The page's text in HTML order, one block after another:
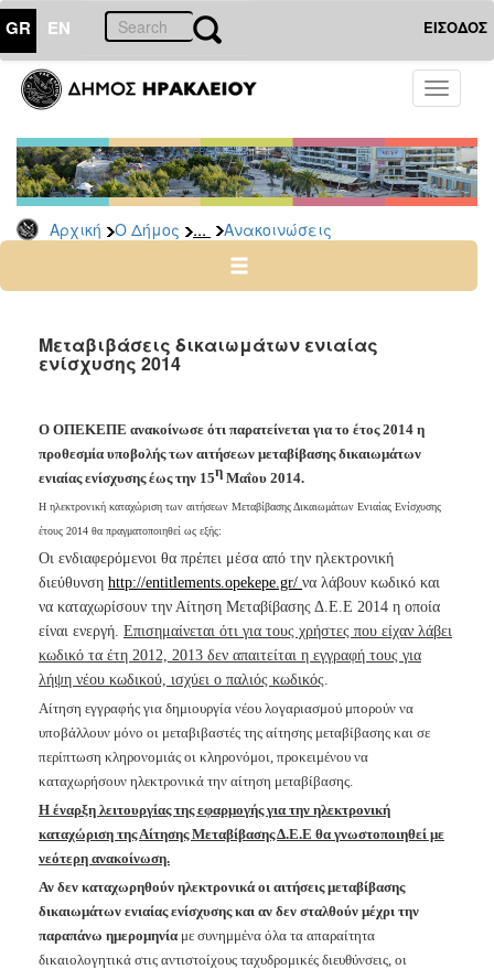
GR EN ΕΙΣΟΔΟΣ
Toggle
Αρχική Ο Δήμος ... Ανακοινώσεις
ΔΗΜΟΣ
Υπηρεσίες
&
Φορείς
Δημοτικές
Υπηρεσίες
Ηλεκτρονική
Διακυβέρνηση
Επιτροπές
Αγροτική
Ανάπτυξη
Ανακοινώσεις
Προγράμματα
Προσχολική
Αγωγή
Κοιμητήρια
Κέντρο
Οικογένειας
ΤΟΠΟΣ
ΠΟΛΙΤΙΣΜΟΣ
ΑΝΘΕΚΤΙΚΗ
ΠΟΛΗ
Μεταβιβάσεις δικαιωμάτων ενιαίας
ενίσχυσης 2014
Ο ΟΠΕΚΕΠΕ ανακοίνωσε ότι παρατείνεται για το έτος 2014 η
προθεσμία υποβολής των αιτήσεων μεταβίβασης δικαιωμάτων
ενιαίας ενίσχυσης έως την 15η Μαΐου 2014.
Η ηλεκτρονική καταχώριση των αιτήσεων Μεταβίβασης Δικαιωμάτων Ενιαίας Ενίσχυσης
έτους 2014 θα πραγματοποιηθεί ως εξής:
Οι ενδιαφερόμενοι θα πρέπει μέσα από την ηλεκτρονική
διεύθυνση http://entitlements.opekepe.gr/ να λάβουν κωδικό και
να καταχωρίσουν την Αίτηση Μεταβίβασης Δ.Ε.Ε 2014 η οποία
είναι ενεργή. Επισημαίνεται ότι για τους χρήστες που είχαν λάβει
κωδικό τα έτη 2012, 2013 δεν απαιτείται η εγγραφή τους για
λήψη νέου κωδικού, ισχύει ο παλιός κωδικός.
Αίτηση εγγραφής για δημιουργία νέου λογαριασμού μπορούν να
υποβάλλουν μόνο οι μεταβιβαστές της αίτησης μεταβίβασης και σε
περίπτωση κληρονομιάς οι κληρονόμοι, προκειμένου να
καταχωρήσουν ηλεκτρονικά την αίτηση μεταβίβασης.
Η έναρξη λειτουργίας της εφαρμογής για την ηλεκτρονική
καταχώριση της Αίτησης Μεταβίβασης Δ.Ε.Ε θα γνωστοποιηθεί με
νεότερη ανακοίνωση.
Αν δεν καταχωρηθούν ηλεκτρονικά οι αιτήσεις μεταβίβασης
δικαιωμάτων ενιαίας ενίσχυσης και αν δεν σταλθούν μέχρι την
παραπάνω ημερομηνία με συνημμένα όλα τα απαραίτητα
δικαιολογητικά στις αντιστοίχους ταχυδρομικές διευθύνσεις, οι